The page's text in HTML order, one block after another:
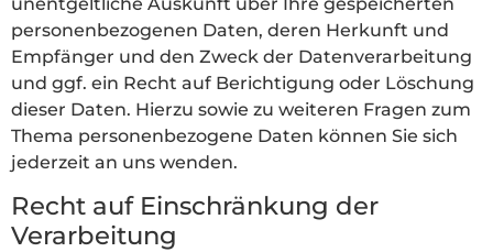
personenbezogenen Daten, deren Herkunft und
Empfänger und den Zweck der Datenverarbeitung
und ggf. ein Recht auf Berichtigung oder Löschung
dieser Daten. Hierzu sowie zu weiteren Fragen zum
Thema personenbezogene Daten können Sie sich
jederzeit an uns wenden.
Recht auf Einschränkung der
Verarbeitung